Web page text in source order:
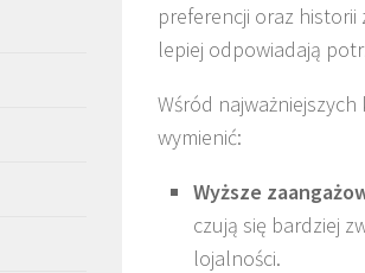
preferencji oraz
lepiej odpowiadają
Wśród
wymienić:
Wyższe
czują się bardziej
lojalności.